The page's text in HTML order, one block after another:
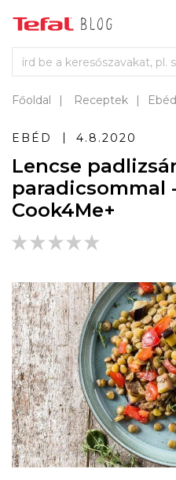
Főoldal Receptek Ebéd
EBÉD 4.8.2020
Lencse
paradicsommal
Cook4Me+